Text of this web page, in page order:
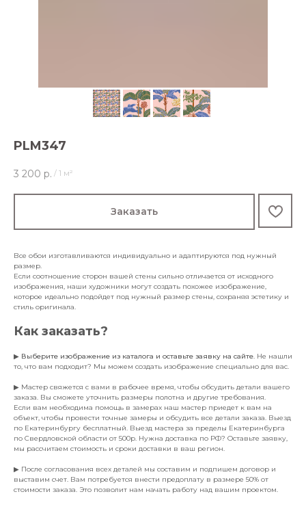
PLM347
3 200 р. / 1 м²
Заказать
Все обои изготавливаются индивидуально и адаптируются под нужный
размер.
Если соотношение сторон вашей стены сильно отличается от исходного
изображения, наши художники могут создать похожее изображение,
которое идеально подойдет под нужный размер стены, сохраняя эстетику и
стиль оригинала.
Как заказать?
▶ Выберите изображение из каталога и оставьте заявку на сайте. Не нашли
то, что вам подходит? Мы можем создать изображение специально для вас.
▶ Мастер свяжется с вами в рабочее время, чтобы обсудить детали вашего
заказа. Вы сможете уточнить размеры полотна и другие требования.
Если вам необходима помощь в замерах наш мастер приедет к вам на
объект, чтобы провести точные замеры и обсудить все детали заказа. Выезд
по Екатеринбургу бесплатный. Выезд мастера за пределы Екатеринбурга
по Свердловской области от 500р. Нужна доставка по РФ? Оставьте заявку,
мы рассчитаем стоимость и сроки доставки в ваш регион.
▶ После согласования всех деталей мы составим и подпишем договор и
выставим счет. Вам потребуется внести предоплату в размере 50% от
стоимости заказа. Это позволит нам начать работу над вашим проектом.